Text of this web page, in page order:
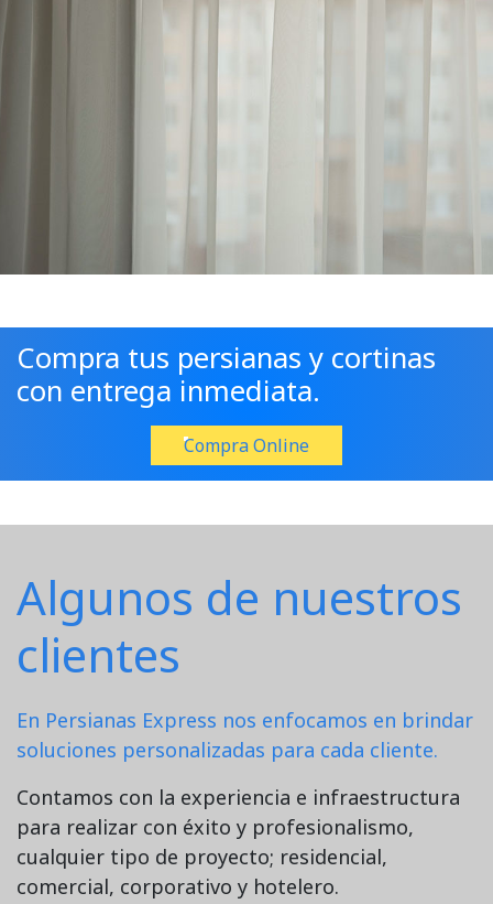
VER CATÁLOGO
Compra tus persianas y cortinas
con entrega inmediata.
Compra Online
Algunos de nuestros
clientes
En Persianas Express nos enfocamos en brindar
soluciones personalizadas para cada cliente.
Contamos con la experiencia e infraestructura
para realizar con éxito y profesionalismo,
cualquier tipo de proyecto; residencial,
comercial, corporativo y hotelero.